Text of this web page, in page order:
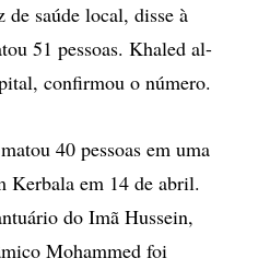
saúde local, disse à
51 pessoas. Khaled al-
confirmou o número.
40 pessoas em uma
Kerbala em 14 de abril.
do Imã Hussein,
Mohammed foi